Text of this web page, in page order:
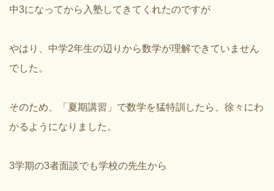
中3になってから入塾してきてくれたのですが
やはり、中学2年生の辺りから数学が理解できていません
でした。
そのため、「夏期講習」で数学を猛特訓したら、徐々にわ
かるようになりました。
3学期の3者面談でも学校の先生から